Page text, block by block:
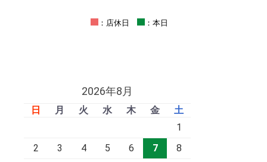
：店休日 ：本日
2026年8月
日 月 火 水 木 金
土
1
2
3 4 5 6 7
8